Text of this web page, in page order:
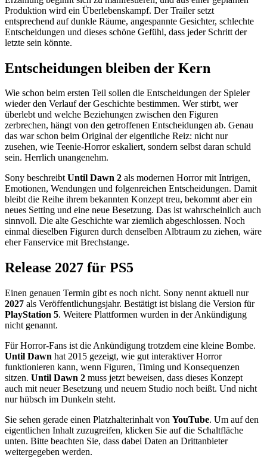
Produktion wird ein Überlebenskampf. Der Trailer setzt
entsprechend auf dunkle Räume, angespannte Gesichter, schlechte
Entscheidungen und dieses schöne Gefühl, dass jeder Schritt der
letzte sein könnte.
Entscheidungen bleiben der Kern
Wie schon beim ersten Teil sollen die Entscheidungen der Spieler
wieder den Verlauf der Geschichte bestimmen. Wer stirbt, wer
überlebt und welche Beziehungen zwischen den Figuren
zerbrechen, hängt von den getroffenen Entscheidungen ab. Genau
das war schon beim Original der eigentliche Reiz: nicht nur
zusehen, wie Teenie-Horror eskaliert, sondern selbst daran schuld
sein. Herrlich unangenehm.
Sony beschreibtUntil Dawn 2 als modernen Horror mit Intrigen,
Emotionen, Wendungen und folgenreichen Entscheidungen. Damit
bleibt die Reihe ihrem bekannten Konzept treu, bekommt aber ein
neues Setting und eine neue Besetzung. Das ist wahrscheinlich auch
sinnvoll. Die alte Geschichte war ziemlich abgeschlossen. Noch
einmal dieselben Figuren durch denselben Albtraum zu ziehen, wäre
eher Fanservice mit Brechstange.
Release 2027 für PS5
Einen genauen Termin gibt es noch nicht. Sony nennt aktuell nur
2027 als Veröffentlichungsjahr. Bestätigt ist bislang die Version für
PlayStation 5. Weitere Plattformen wurden in der Ankündigung
nicht genannt.
Für Horror-Fans ist die Ankündigung trotzdem eine kleine Bombe.
Until Dawn hat 2015 gezeigt, wie gut interaktiver Horror
funktionieren kann, wenn Figuren, Timing und Konsequenzen
sitzen. Until Dawn 2 muss jetzt beweisen, dass dieses Konzept
auch mit neuer Besetzung und neuem Studio noch beißt. Und nicht
nur hübsch im Dunkeln steht.
Sie sehen gerade einen Platzhalterinhalt von YouTube. Um auf den
eigentlichen Inhalt zuzugreifen, klicken Sie auf die Schaltfläche
unten. Bitte beachten Sie, dass dabei Daten an Drittanbieter
weitergegeben werden.